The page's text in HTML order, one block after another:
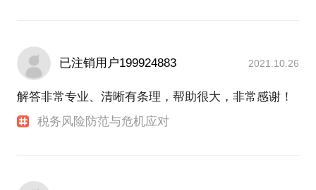
已注销用户199924883 2021.10.26
解答非常专业、清晰有条理，帮助很大，非常感谢！
税务风险防范与危机应对